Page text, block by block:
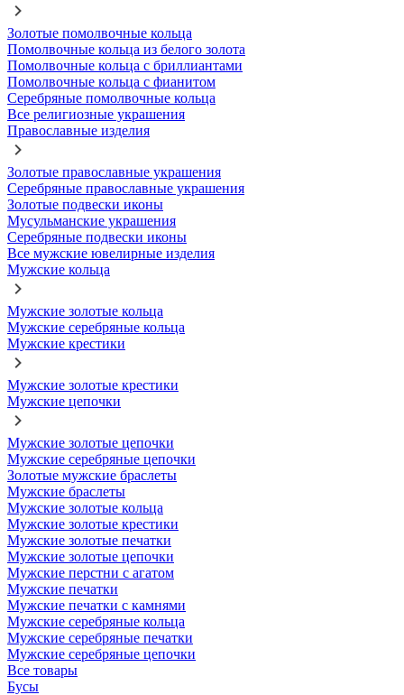
Золотые помолвочные кольца
Помолвочные кольца из белого золота
Помолвочные кольца с бриллиантами
Помолвочные кольца с фианитом
Серебряные помолвочные кольца
Все религиозные украшения
Православные изделия
Золотые православные украшения
Серебряные православные украшения
Золотые подвески иконы
Мусульманские украшения
Серебряные подвески иконы
Все мужские ювелирные изделия
Мужские кольца
Мужские золотые кольца
Мужские серебряные кольца
Мужские крестики
Мужские золотые крестики
Мужские цепочки
Мужские золотые цепочки
Мужские серебряные цепочки
Золотые мужские браслеты
Мужские браслеты
Мужские золотые кольца
Мужские золотые крестики
Мужские золотые печатки
Мужские золотые цепочки
Мужские перстни с агатом
Мужские печатки
Мужские печатки с камнями
Мужские серебряные кольца
Мужские серебряные печатки
Мужские серебряные цепочки
Все товары
Бусы